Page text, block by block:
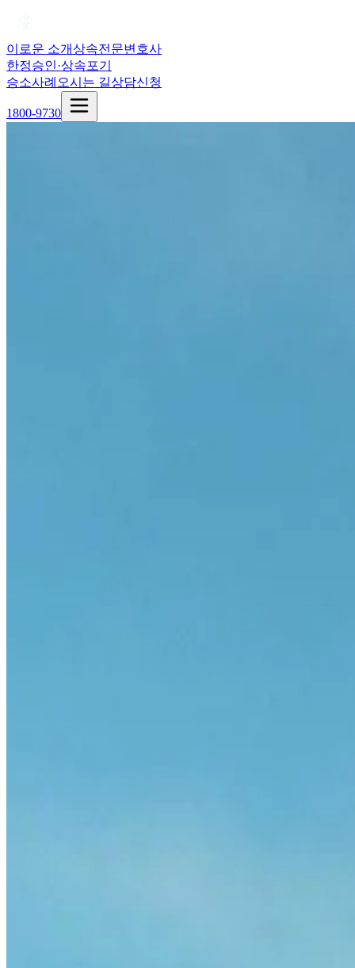
이로운 소개상속전문변호사
한정승인·상속포기
승소사례 오시는 길상담신청
1800-9730